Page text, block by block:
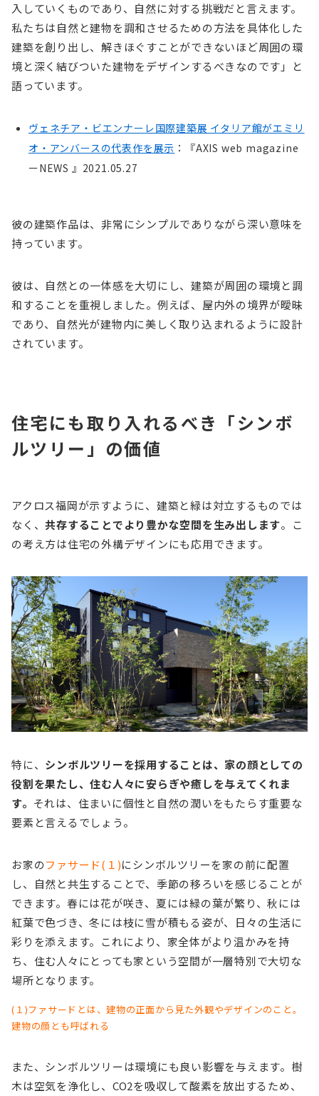
入していくものであり、自然に対する挑戦だと言えます。
私たちは自然と建物を調和させるための方法を具体化した
建築を創り出し、解きほぐすことができないほど周囲の環
境と深く結びついた建物をデザインするべきなのです」と
語っています。
ヴェネチア・ビエンナーレ国際建築展 イタリア館がエミリ
オ・アンバースの代表作を展示 ：『AXIS web magazine
ーNEWS 』2021.05.27
彼の建築作品は、非常にシンプルでありながら深い意味を
持っています。
彼は、自然との一体感を大切にし、建築が周囲の環境と調
和することを重視しました。例えば、屋内外の境界が曖昧
であり、自然光が建物内に美しく取り込まれるように設計
されています。
住宅にも取り入れるべき「シンボ
ルツリー」の価値
アクロス福岡が示すように、建築と緑は対立するものでは
なく、共存することでより豊かな空間を生み出します。こ
の考え方は住宅の外構デザインにも応用できます。
特に、 シンボルツリーを採用することは、家の顔としての
役割を果たし、住む人々に安らぎや癒しを与えてくれま
す。 それは、住まいに個性と自然の潤いをもたらす重要な
要素と言えるでしょう。
お家のファサード(１)にシンボルツリーを家の前に配置
し、自然と共生することで、季節の移ろいを感じることが
できます。春には花が咲き、夏には緑の葉が繁り、秋には
紅葉で色づき、冬には枝に雪が積もる姿が、日々の生活に
彩りを添えます。これにより、家全体がより温かみを持
ち、住む人々にとっても家という空間が一層特別で大切な
場所となります。
(１)ファサードとは、建物の正面から見た外観やデザインのこと。
建物の顔とも呼ばれる
また、シンボルツリーは環境にも良い影響を与えます。樹
木は空気を浄化し、CO2を吸収して酸素を放出するため、